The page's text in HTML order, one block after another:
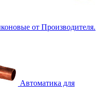
от Производителя.
Автоматика для